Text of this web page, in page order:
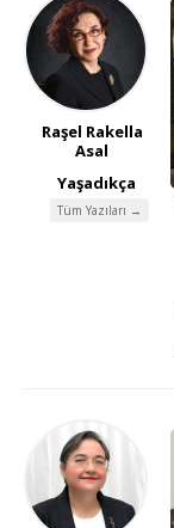
Raşel Rakella
Asal
Yaşadıkça
Tüm Yazıları →